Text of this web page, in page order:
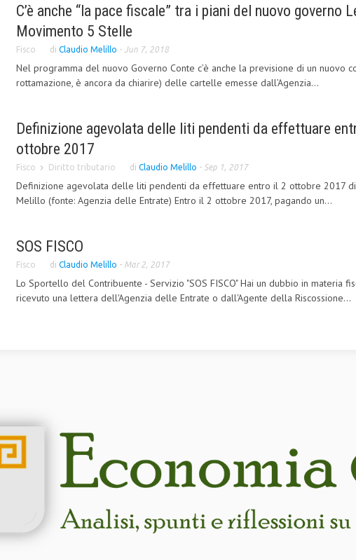
C’è anche “la pace fiscale” tra i piani del nuovo governo
Movimento 5 Stelle
Fisco di Claudio Melillo - Jun 7, 2018
Nel programma del nuovo Governo Conte c’è anche la previsione di un nuovo
rottamazione, è ancora da chiarire) delle cartelle emesse dall’Agenzia...
Definizione agevolata delle liti pendenti da effettuare
ottobre 2017
Fisco Diritto tributario di Claudio Melillo - Sep 1, 2017
Definizione agevolata delle liti pendenti da effettuare entro il 2 ottobre 2017
Melillo (fonte: Agenzia delle Entrate) Entro il 2 ottobre 2017, pagando un...
SOS FISCO
Fisco di Claudio Melillo - Mar 2, 2017
Lo Sportello del Contribuente - Servizio "SOS FISCO" Hai un dubbio in materia
ricevuto una lettera dell'Agenzia delle Entrate o dall'Agente della Riscossione...